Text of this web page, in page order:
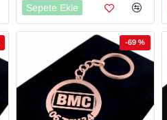
Sepete Ekle
-69 %